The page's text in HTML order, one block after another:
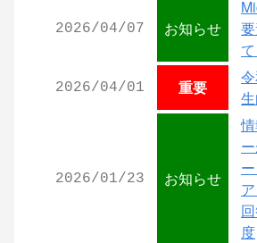
2026/04/07 お知らせ
2026/04/01 重要
2026/01/23 お知らせ
度